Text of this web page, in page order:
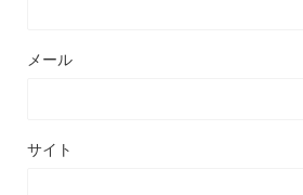
メール
サイト